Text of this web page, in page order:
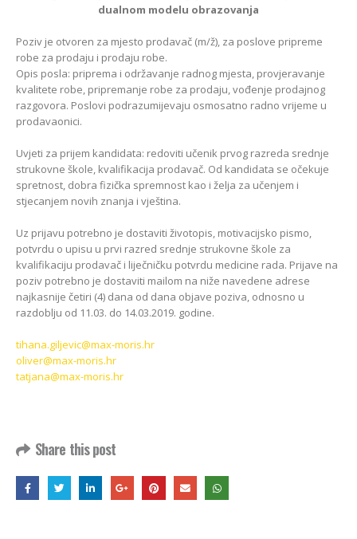
dualnom modelu obrazovanja
Poziv je otvoren za mjesto prodavač (m/ž), za poslove pripreme
robe za prodaju i prodaju robe.
Opis posla: priprema i održavanje radnog mjesta, provjeravanje
kvalitete robe, pripremanje robe za prodaju, vođenje prodajnog
razgovora. Poslovi podrazumijevaju osmosatno radno vrijeme u
prodavaonici.
Uvjeti za prijem kandidata: redoviti učenik prvog razreda srednje
strukovne škole, kvalifikacija prodavač. Od kandidata se očekuje
spretnost, dobra fizička spremnost kao i želja za učenjem i
stjecanjem novih znanja i vještina.
Uz prijavu potrebno je dostaviti životopis, motivacijsko pismo,
potvrdu o upisu u prvi razred srednje strukovne škole za
kvalifikaciju prodavač i liječničku potvrdu medicine rada. Prijave na
poziv potrebno je dostaviti mailom na niže navedene adrese
najkasnije četiri (4) dana od dana objave poziva, odnosno u
razdoblju od 11.03. do 14.03.2019. godine.
tihana.giljevic@max-moris.hr
oliver@max-moris.hr
tatjana@max-moris.hr
Share this post